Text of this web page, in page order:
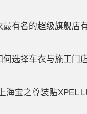
最有名的超级旗舰店
选择车衣与施工门店